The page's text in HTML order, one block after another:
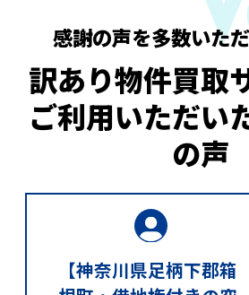
感謝の声を多数いた
訳あり物件買取
ご利用いただい
の声
【神奈川県足柄下郡箱